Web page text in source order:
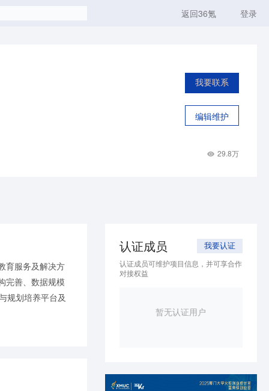
返回36氪 登录
我要联系
编辑维护
29.8万
育服务及解决方
完善、数据规模
规划培养平台及
认证成员 我要认证
认证成员可维护项目信息，并可享合作
对接权益
暂无认证用户